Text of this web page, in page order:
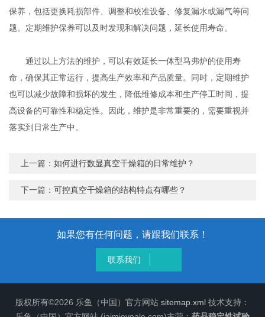
保养，包括更换耗损部件、调整和校准设备、修复漏水或漏气等问
题。定期维护保养可以及时发现和解决问题，延长使用寿命。
通过以上方法的维护，可以有效延长一体型马弗炉的使用寿
命，确保其正常运行，提高生产效率和产品质量。同时，定期维护
也可以减少故障和损坏的发生，降低维修成本和生产停工时间，提
高设备的可靠性和稳定性。因此，维护是非常重要的，需要重视并
落实到日常生产中。
上一篇：如何进行数显真空干燥箱的日常维护？
下一篇：可控真空干燥箱的结构特点有哪些？
如果您有任何问题，请跟我们联系！
联系我们
版权所有©2026 乐鱼（中国）官方网站 sitemap.xml 技术支持：